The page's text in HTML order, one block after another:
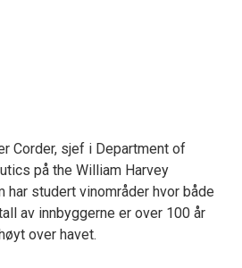
Corder, sjef i Department of
på the William Harvey
har studert vinområder hvor både
av innbyggerne er over 100 år
over havet.